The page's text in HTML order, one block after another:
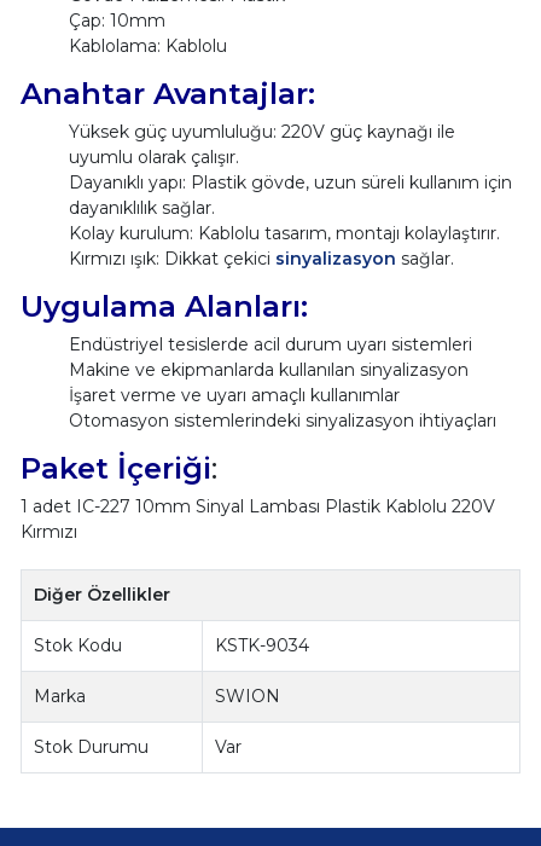
Çap: 10mm
Kablolama: Kablolu
Anahtar Avantajlar:
Yüksek güç uyumluluğu: 220V güç kaynağı ile
uyumlu olarak çalışır.
Dayanıklı yapı: Plastik gövde, uzun süreli kullanım için
dayanıklılık sağlar.
Kolay kurulum: Kablolu tasarım, montajı kolaylaştırır.
Kırmızı ışık: Dikkat çekici sinyalizasyon sağlar.
Uygulama Alanları:
Endüstriyel tesislerde acil durum uyarı sistemleri
Makine ve ekipmanlarda kullanılan sinyalizasyon
İşaret verme ve uyarı amaçlı kullanımlar
Otomasyon sistemlerindeki sinyalizasyon ihtiyaçları
Paket İçeriği:
1 adet IC-227 10mm Sinyal Lambası Plastik Kablolu 220V
Kırmızı
Diğer Özellikler
Stok Kodu KSTK-9034
Marka SWION
Stok Durumu Var